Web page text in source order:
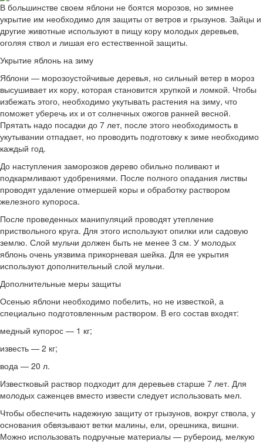
В большинстве своем яблони не боятся морозов, но зимнее
укрытие им необходимо для защиты от ветров и грызунов. Зайцы и
другие животные используют в пищу кору молодых деревьев,
оголяя ствол и лишая его естественной защиты.
Укрытие яблонь на зиму
Яблони — морозоустойчивые деревья, но сильный ветер в мороз
высушивает их кору, которая становится хрупкой и ломкой. Чтобы
избежать этого, необходимо укутывать растения на зиму, что
поможет уберечь их и от солнечных ожогов ранней весной.
Прятать надо посадки до 7 лет, после этого необходимость в
укутывании отпадает, но проводить подготовку к зиме необходимо
каждый год.
До наступления заморозков дерево обильно поливают и
подкармливают удобрениями. После полного опадания листвы
проводят удаление отмершей коры и обработку раствором
железного купороса.
После проведенных манипуляций проводят утепление
приствольного круга. Для этого используют опилки или садовую
землю. Слой мульчи должен быть не менее 3 см. У молодых
яблонь очень уязвима прикорневая шейка. Для ее укрытия
используют дополнительный слой мульчи.
Дополнительные меры защиты
Осенью яблони необходимо побелить, но не известкой, а
специально подготовленным раствором. В его состав входят:
медный купорос — 1 кг;
известь — 2 кг;
вода — 20 л.
Известковый раствор подходит для деревьев старше 7 лет. Для
молодых саженцев вместо извести следует использовать мел.
Чтобы обеспечить надежную защиту от грызунов, вокруг ствола, у
основания обвязывают ветки малины, ели, орешника, вишни.
Можно использовать подручные материалы — рубероид, мелкую